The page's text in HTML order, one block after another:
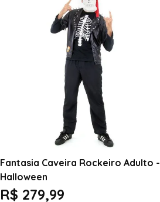
Fantasia Caveira Rockeiro Adulto -
Halloween
R$ 279,99